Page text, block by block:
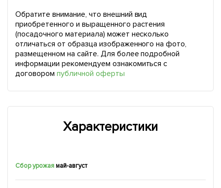
Обратите внимание, что внешний вид
приобретенного и выращенного растения
(посадочного материала) может несколько
отличаться от образца изображенного на фото,
размещенном на сайте. Для более подробной
информации рекомендуем ознакомиться с
договором публичной оферты
Характеристики
Сбор урожаямай-август